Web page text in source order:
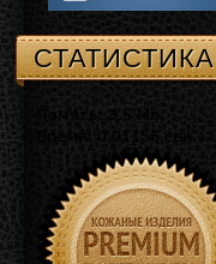
СТАТИСТИКА
Память: 3.5 Mb
Время: 0.01156 сек.